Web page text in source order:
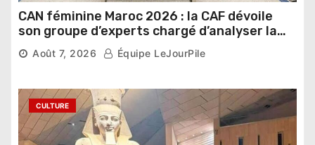
CAN féminine Maroc 2026 : la CAF dévoile
son groupe d’experts chargé d’analyser la
compétition
Août 7, 2026 Équipe LeJourPile
CULTURE